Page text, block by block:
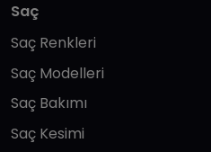
Saç
Saç Renkleri
Saç Modelleri
Saç Bakımı
Saç Kesimi